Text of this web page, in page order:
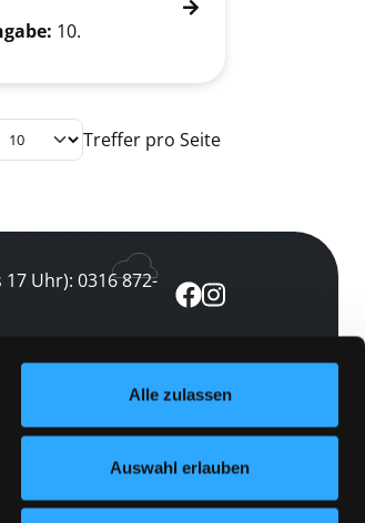
Alle zulassen
Auswahl erlauben
10.
Seite Treffer pro Seite
Uhr): 0316 872-
abonnieren
verpassen